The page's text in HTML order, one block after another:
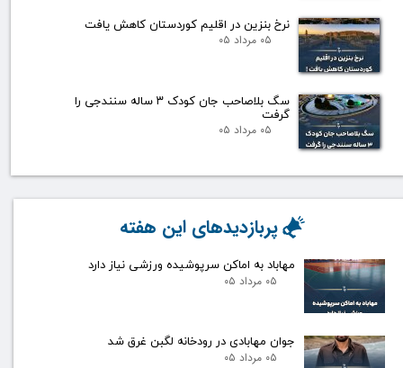
نرخ بنزین در اقلیم کوردستان کاهش یافت
۰۵ مرداد ۰۵
سگ بلاصاحب جان کودک ۳ ساله سنندجی را
گرفت
۰۵ مرداد ۰۵
مهاباد به اماکن سرپوشیده ورزشی نیاز دارد
۰۵ مرداد ۰۵
جوان مهابادی در رودخانه لگبن غرق شد
۰۵ مرداد ۰۵
پربازدیدهای این هفته